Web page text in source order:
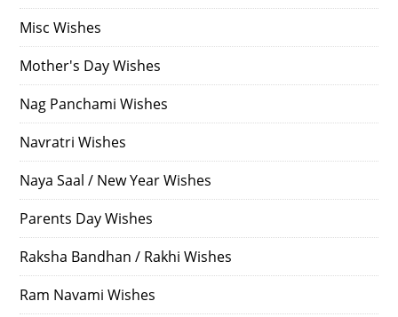
Misc Wishes
Mother's Day Wishes
Nag Panchami Wishes
Navratri Wishes
Naya Saal / New Year Wishes
Parents Day Wishes
Raksha Bandhan / Rakhi Wishes
Ram Navami Wishes